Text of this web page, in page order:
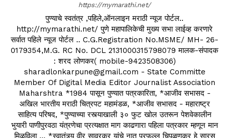
https://mymarathi.net/
पुण्याचे स्वतंत्र ,पहिले,ऑनलाइन मराठी न्यूज पोर्टल..
http://mymarathi.net/ पुणे महापालिकेची मुख्य सभा लाईव्ह करणारे
सर्वात पहिले न्यूज पोर्टल .. C.G.Registration No.MSME/ MH- 26-
0179354,M.G. RC No. DCL 2131000315798079 मालक-संपादक
: शरद लोणकर( mobile-9423508306)
sharadlonkarpune@gmail.com - State Committe
Member Of Digital Media Editor Journalist Association
Maharshtra *1984 पासून पुण्यात पत्रकारिता, *आजीव सभासद -
अखिल भारतीय मराठी चित्रपट महामंडळ, *आजीव सभासद - महाराष्ट्र
साहित्य परिषद, *पुण्याच्या रस्त्याखाली ३० फुट खोल उतरून पेशवेकालीन
भुयारी पाणीपुरवठा यंत्रणेचा प्रत्यक्षात माग काढणारा पहिला पत्रकार म्हणून मान
मिळविला ... *स्वातंत्र्य वीर सावरकर यांचे नातू प्रफुल्ल चिपळूणकर हे सारस